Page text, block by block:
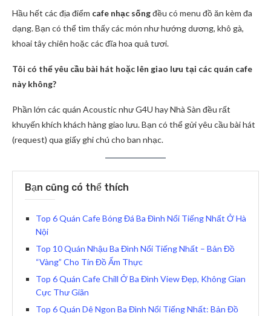
Hầu hết các địa điểm cafe nhạc sốngđều có menu đồ ăn kèm đa
dạng. Bạn có thể tìm thấy các món như hướng dương, khô gà,
khoai tây chiên hoặc các đĩa hoa quả tươi.
Tôi có thể yêu cầu bài hát hoặc lên giao lưu tại các quán cafe
này không?
Phần lớn các quán Acoustic như G4U hay Nhà Sàn đều rất
khuyến khích khách hàng giao lưu. Bạn có thể gửi yêu cầu bài hát
(request) qua giấy ghi chú cho ban nhạc.
Bạn cũng có thể thích
Top 6 Quán Cafe Bóng Đá Ba Đình Nổi Tiếng Nhất Ở Hà
Nội
Top 10 Quán Nhậu Ba Đình Nổi Tiếng Nhất – Bản Đồ
“Vàng” Cho Tín Đồ Ẩm Thực
Top 6 Quán Cafe Chill Ở Ba Đình View Đẹp, Không Gian
Cực Thư Giãn
Top 6 Quán Dê Ngon Ba Đình Nổi Tiếng Nhất: Bản Đồ